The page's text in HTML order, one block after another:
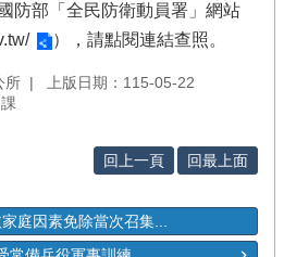
防部「全民防衛動員署」網站
），請點閱連結查照。
所
上版日期：115-05-22
回上一頁 回最上面
庭因素免除當次召集...